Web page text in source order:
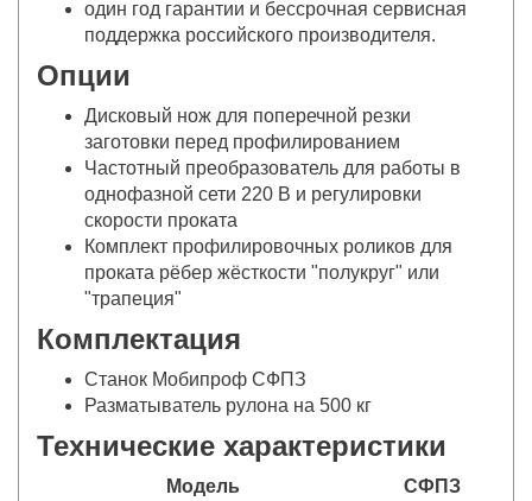
один год гарантии и бессрочная сервисная
поддержка российского производителя.
Опции
Дисковый нож для поперечной резки
заготовки перед профилированием
Частотный преобразователь для работы в
однофазной сети 220 В и регулировки
скорости проката
Комплект профилировочных роликов для
проката рёбер жёсткости "полукруг" или
"трапеция"
Комплектация
Станок Мобипроф СФПЗ
Разматыватель рулона на 500 кг
Технические характеристики
Модель
СФПЗ